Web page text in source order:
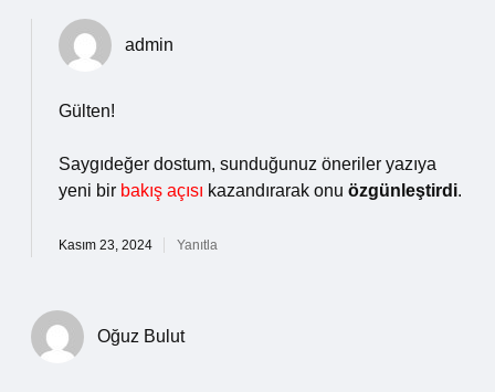
admin
Gülten!
Saygıdeğer dostum, sunduğunuz öneriler yazıya
yeni bir bakış açısı kazandırarak onu özgünleştirdi.
Kasım 23, 2024 Yanıtla
Oğuz Bulut